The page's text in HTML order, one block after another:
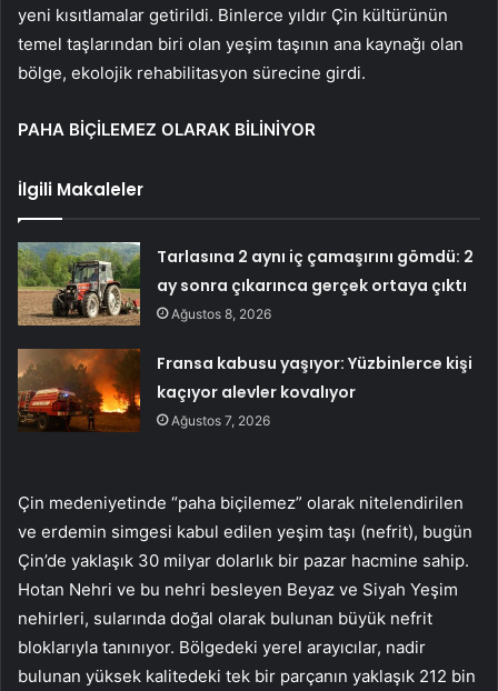
yeni kısıtlamalar getirildi. Binlerce yıldır Çin kültürünün
temel taşlarından biri olan yeşim taşının ana kaynağı olan
bölge, ekolojik rehabilitasyon sürecine girdi.
PAHA BİÇİLEMEZ OLARAK BİLİNİYOR
İlgili Makaleler
Tarlasına 2 aynı iç çamaşırını gömdü: 2
ay sonra çıkarınca gerçek ortaya çıktı
Ağustos 8, 2026
Fransa kabusu yaşıyor: Yüzbinlerce kişi
kaçıyor alevler kovalıyor
Ağustos 7, 2026
Çin medeniyetinde “paha biçilemez” olarak nitelendirilen
ve erdemin simgesi kabul edilen yeşim taşı (nefrit), bugün
Çin’de yaklaşık 30 milyar dolarlık bir pazar hacmine sahip.
Hotan Nehri ve bu nehri besleyen Beyaz ve Siyah Yeşim
nehirleri, sularında doğal olarak bulunan büyük nefrit
bloklarıyla tanınıyor. Bölgedeki yerel arayıcılar, nadir
bulunan yüksek kalitedeki tek bir parçanın yaklaşık 212 bin